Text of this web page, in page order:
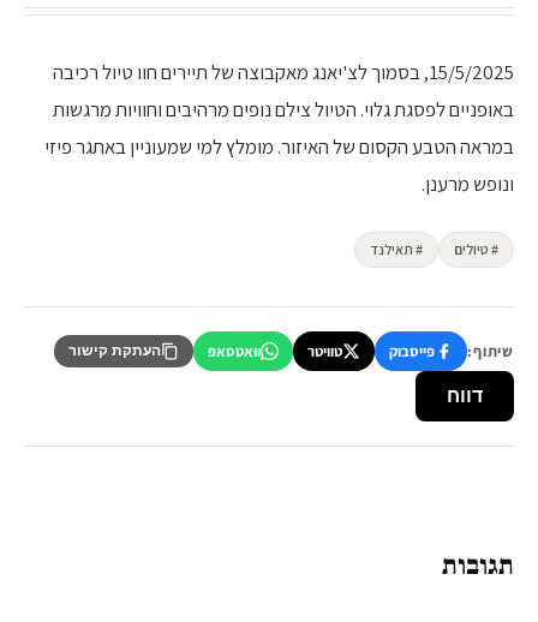
15/5/2025, בסמוך לצ'יאנג מאקבוצה של תיירים חוו טיול רכיבה
באופניים לפסגת גלוי. הטיול צילם נופים מרהיבים וחוויות מרגשות
במראה הטבע הקסום של האיזור. מומלץ למי שמעוניין באתגר פיזי
ונופש מרענן.
# טיולים # תאילנד
שיתוף: פייסבוק טוויטר וואטסאפ העתקת קישור
דווח
תגובות